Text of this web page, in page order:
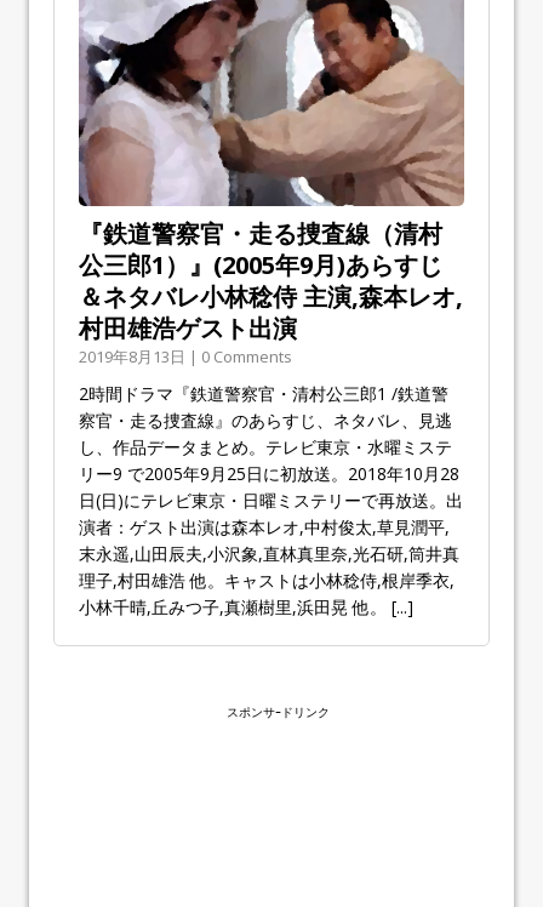
『鉄道警察官・走る捜査線（清村
公三郎1）』(2005年9月)あらすじ
＆ネタバレ小林稔侍 主演,森本レオ,
村田雄浩ゲスト出演
2019年8月13日 | 0 Comments
2時間ドラマ『鉄道警察官・清村公三郎1 /鉄道警
察官・走る捜査線』のあらすじ、ネタバレ、見逃
し、作品データまとめ。テレビ東京・水曜ミステ
リー9 で2005年9月25日に初放送。2018年10月28
日(日)にテレビ東京・日曜ミステリーで再放送。出
演者：ゲスト出演は森本レオ,中村俊太,草見潤平,
末永遥,山田辰夫,小沢象,直林真里奈,光石研,筒井真
理子,村田雄浩 他。キャストは小林稔侍,根岸季衣,
小林千晴,丘みつ子,真瀬樹里,浜田晃 他。 [...]
スポンサｰドリンク